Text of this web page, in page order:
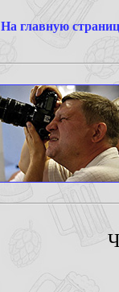
На главную